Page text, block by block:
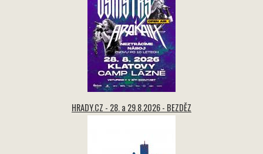
HRADY.CZ - 28. a 29.8.2026 - BEZDĚZ